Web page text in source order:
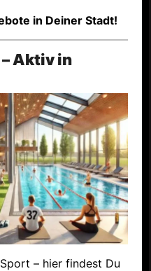
in Deiner Stadt!
– Aktiv in
– hier findest Du